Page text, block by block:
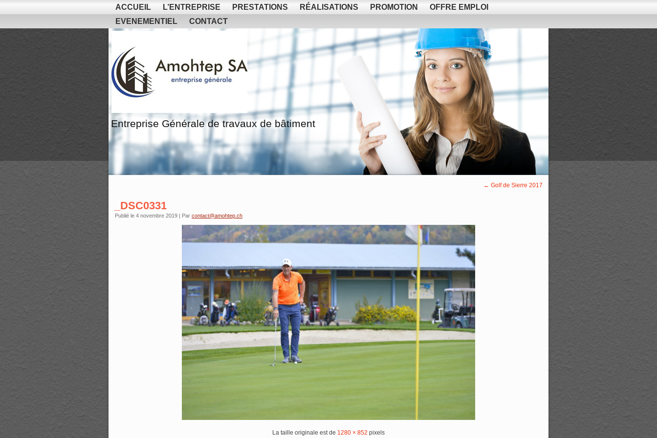
ACCUEIL L’ENTREPRISE PRESTATIONS RÉALISATIONS PROMOTION
OFFRE EMPLOI
EVENEMENTIEL
CONTACT
Entreprise Générale de travaux de bâtiment
← Golf de Sierre 2017
_DSC0331
Publié le 4 novembre 2019 | Par contact@amohtep.ch
La taille originale est de 1280 × 852 pixels